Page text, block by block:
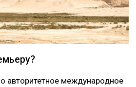
авторитетное международное